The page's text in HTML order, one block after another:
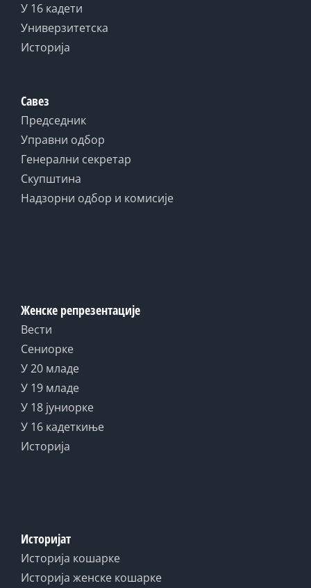
У 16 кадети
Универзитетска
Историја
Савез
Председник
Управни одбор
Генерални секретар
Скупштина
Надзорни одбор и комисије
Женске репрезентације
Вести
Сениорке
У 20 младе
У 19 младе
У 18 јуниорке
У 16 кадеткиње
Историја
Историјат
Историја кошарке
Историја женске кошарке